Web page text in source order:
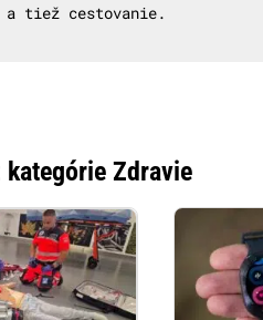
a tiež cestovanie.
kategórie Zdravie